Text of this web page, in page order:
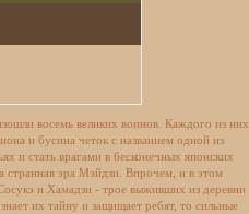
восемь великих воинов. Каждого из них
и бусина четок с названием одной из
и стать врагами в бесконечных японских
странная эра Мэйдзи. Впрочем, и в этом
и Хамадзи - трое выживших из деревни
их тайну и защищает ребят, то сильные